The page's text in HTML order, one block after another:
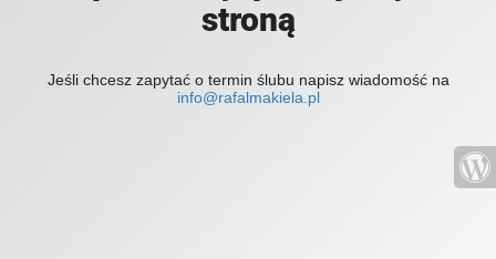
stroną
Jeśli chcesz zapytać o termin ślubu napisz wiadomość na
info@rafalmakiela.pl